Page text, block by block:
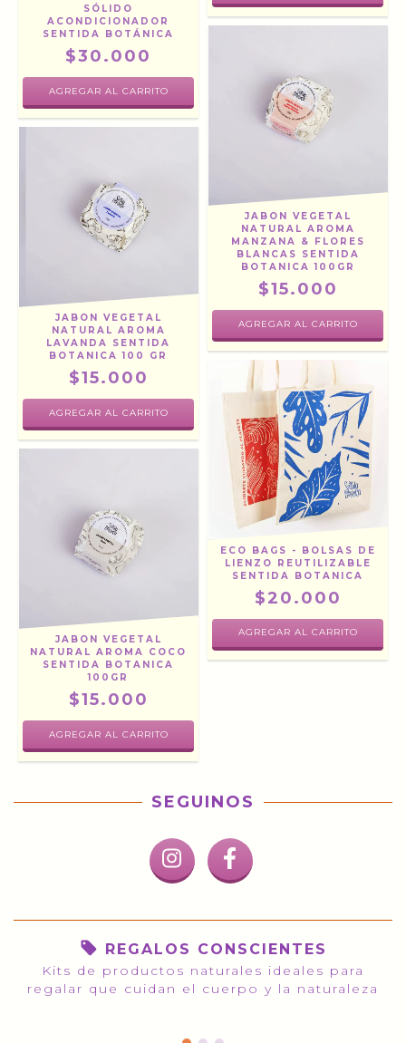
SÓLIDO
ACONDICIONADOR
SENTIDA BOTÁNICA
$30.000
JABON VEGETAL
NATURAL AROMA
LAVANDA SENTIDA
BOTANICA 100 GR
$15.000
JABON VEGETAL
NATURAL AROMA
MANZANA & FLORES
BLANCAS SENTIDA
BOTANICA 100GR
$15.000
JABON VEGETAL
NATURAL AROMA COCO
SENTIDA BOTANICA
100GR
$15.000
ECO BAGS - BOLSAS DE
LIENZO REUTILIZABLE
SENTIDA BOTANICA
$20.000
AGREGAR AL CARRITO
SEGUINOS
REGALOS CONSCIENTES
Kits de productos naturales ideales para
regalar que cuidan el cuerpo y la naturaleza